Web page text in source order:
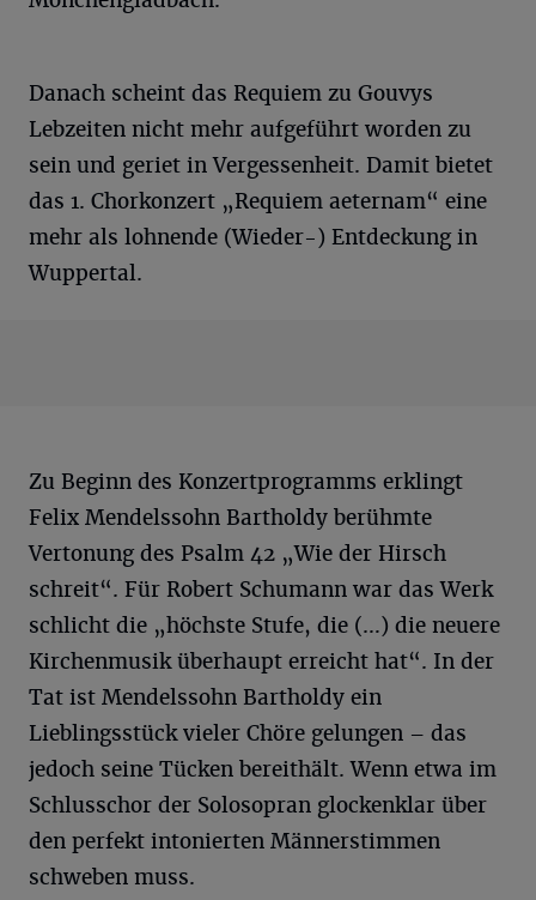
Danach scheint das Requiem zu Gouvys
Lebzeiten nicht mehr aufgeführt worden zu
sein und geriet in Vergessenheit. Damit bietet
das 1. Chorkonzert „Requiem aeternam“ eine
mehr als lohnende (Wieder-) Entdeckung in
Wuppertal.
Zu Beginn des Konzertprogramms erklingt
Felix Mendelssohn Bartholdy berühmte
Vertonung des Psalm 42 „Wie der Hirsch
schreit“. Für Robert Schumann war das Werk
schlicht die „höchste Stufe, die (…) die neuere
Kirchenmusik überhaupt erreicht hat“. In der
Tat ist Mendelssohn Bartholdy ein
Lieblingsstück vieler Chöre gelungen – das
jedoch seine Tücken bereithält. Wenn etwa im
Schlusschor der Solosopran glockenklar über
den perfekt intonierten Männerstimmen
schweben muss.